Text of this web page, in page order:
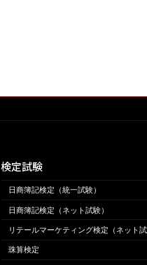
検定試験
日商簿記検定（統一試験）
日商簿記検定（ネット試験）
リテールマーケティング検定（ネット
珠算検定